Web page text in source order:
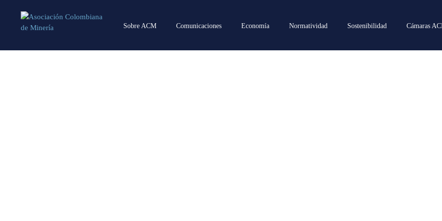
Sobre ACM Comunicaciones Economía Normatividad Sostenibilidad Cámaras